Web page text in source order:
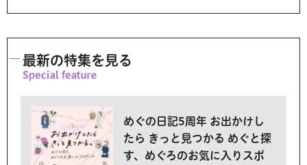
最新の特集を見る
めぐの日記5周年 お出かけし
たら きっと見つかる めぐと探
す、めぐろのお気に入りスポ